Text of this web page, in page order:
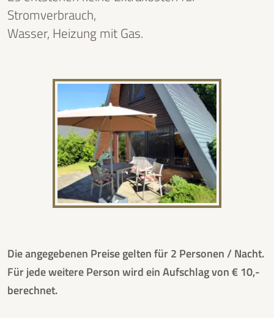
Stromverbrauch,
Wasser, Heizung mit Gas.
Die angegebenen Preise gelten für 2 Personen / Nacht.
Für jede weitere Person wird ein Aufschlag von € 10,-
berechnet.